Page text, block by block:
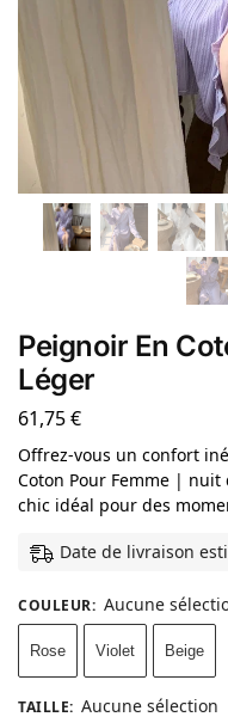
Peignoir En
Léger
61,75€
Offrez-vous un confort
Coton Pour Femme | nuit
chic idéal pour des
Date de livraison
COULEUR: Aucune
Rose Violet Beige
TAILLE: Aucune sélection